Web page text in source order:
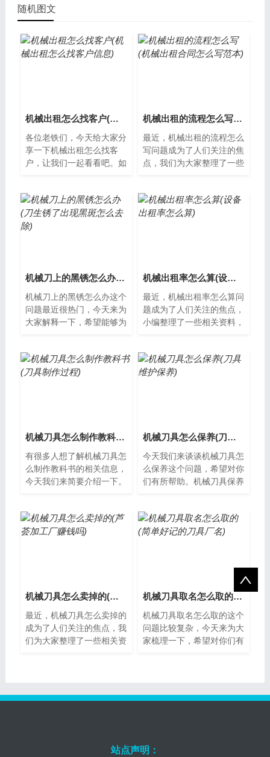
随机图文
机械出租怎么找客户(机械出租怎么找客户信息)
各位老铁们，今天给大家分
享一下机械出租怎么找客
户，让我们一起看看吧。如
的行业，但是...
机械出租的流程怎么写(机械出租合同怎么写范本)
最近，机械出租的流程怎么
写问题成为了人们关注的焦
点，我们为大家整理了一些
吧。机械出...
机械刀上的黑锈怎么办(刀生锈了出现黑斑怎么去除)
机械刀上的黑锈怎么办这个
问题最近很热门，今天来为
大家解释一下，希望能够为
刀是我们日...
机械出租率怎么算(设备出租率怎么算)
最近，机械出租率怎么算问
题成为了人们关注的焦点，
小编整理了一些相关资料，
是机械出租...
机械刀具怎么制作教科书(刀具制作过程)
有很多人想了解机械刀具怎
么制作教科书的相关信息，
今天我们来简要介绍一下。
一，它广泛...
机械刀具怎么保养(刀具维护保养)
今天我们来谈谈机械刀具怎
么保养这个问题，希望对你
们有所帮助。机械刀具保养
延长刀具的...
机械刀具怎么卖掉的(芦荟加工厂赚钱吗)
最近，机械刀具怎么卖掉的
成为了人们关注的焦点，我
们为大家整理了一些相关资
机械刀具取名怎么取的(简单好记的刀具厂名)
机械刀具取名怎么取的这个
问题比较复杂，今天来为大
家梳理一下，希望对你们有
站点声明：